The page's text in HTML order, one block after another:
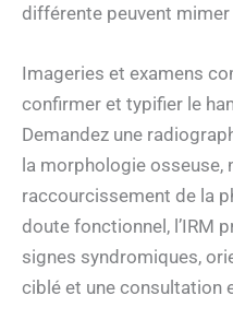
différente peuvent mimer
Imageries et examens
confirmer et typifier le
Demandez une
la morphologie osseuse,
raccourcissement de la
doute fonctionnel, l’IRM
signes syndromiques,
ciblé et une consultation